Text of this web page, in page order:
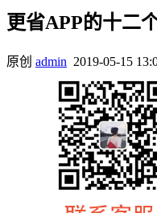
更省APP的十二
原创 admin 2019-05-15